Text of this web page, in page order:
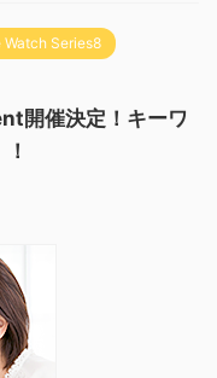
Watch Series8
開催決定！キーワ